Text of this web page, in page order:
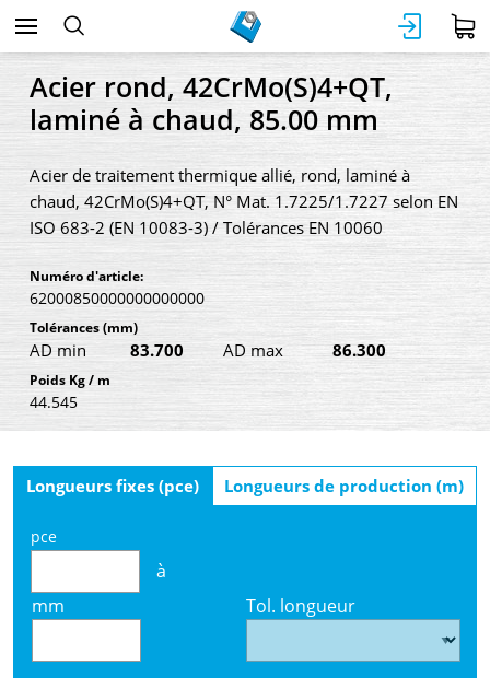
Acier rond, 42CrMo(S)4+QT,
laminé à chaud, 85.00 mm
Acier de traitement thermique allié, rond, laminé à
chaud, 42CrMo(S)4+QT, N° Mat. 1.7225/1.7227 selon EN
ISO 683-2 (EN 10083-3) / Tolérances EN 10060
Numéro d'article:
62000850000000000000
Tolérances(mm)
AD min 83.700 AD max 86.300
Poids Kg / m
44.545
Longueurs fixes (pce) Longueurs de production (m)
pce
à
mm
Tol. longueur